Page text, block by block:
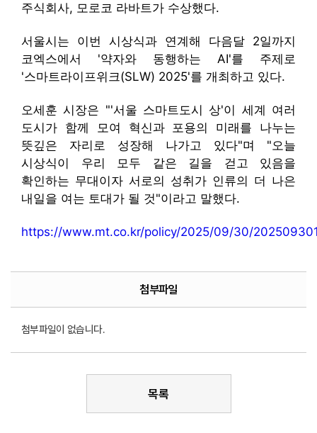
주식회사, 모로코 라바트가 수상했다.
서울시는 이번 시상식과 연계해 다음달 2일까지
코엑스에서 '약자와 동행하는 AI'를 주제로
'스마트라이프위크(SLW) 2025'를 개최하고 있다.
오세훈 시장은 "'서울 스마트도시 상'이 세계 여러
도시가 함께 모여 혁신과 포용의 미래를 나누는
뜻깊은 자리로 성장해 나가고 있다"며 "오늘
시상식이 우리 모두 같은 길을 걷고 있음을
확인하는 무대이자 서로의 성취가 인류의 더 나은
내일을 여는 토대가 될 것"이라고 말했다.
https://www.mt.co.kr/policy/2025/09/30/
첨부파일
첨부파일이 없습니다.
목록